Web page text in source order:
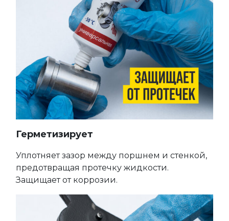
Герметизирует
Уплотняет зазор между поршнем и стенкой,
предотвращая протечку жидкости.
Защищает от коррозии.